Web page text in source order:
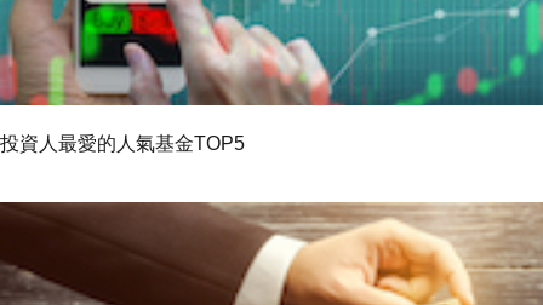
投資人最愛的人氣基金TOP5